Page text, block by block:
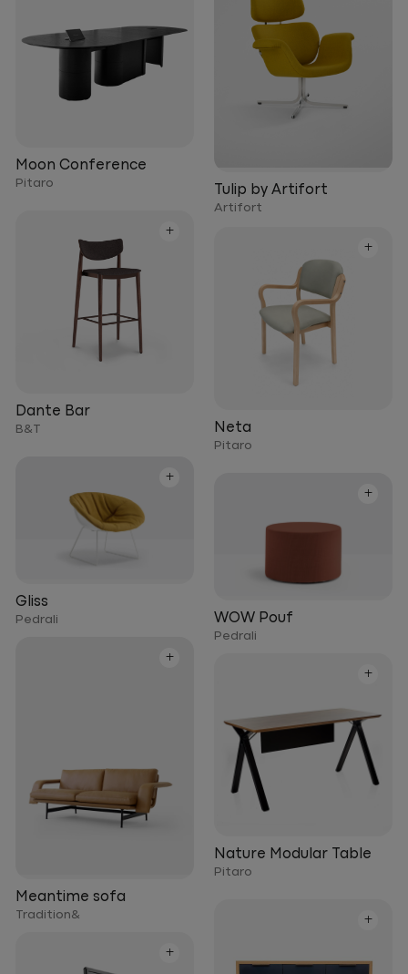
Tulip by Artifort
Artifort
Moon Conference
Pitaro
+
Dante Bar
B&T
+
Neta
Pitaro
+
Gliss
Pedrali
+
WOW Pouf
Pedrali
+
Meantime sofa
Tradition&
+
Nature Modular Table
Pitaro
+
+